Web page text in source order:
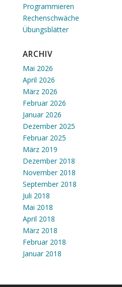
Programmieren
Rechenschwäche
Übungsblätter
ARCHIV
Mai 2026
April 2026
März 2026
Februar 2026
Januar 2026
Dezember 2025
Februar 2025
März 2019
Dezember 2018
November 2018
September 2018
Juli 2018
Mai 2018
April 2018
März 2018
Februar 2018
Januar 2018